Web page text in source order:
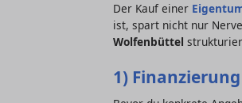
Der Kauf einer
ist, spart nicht nur
Wolfenbüttel
1)